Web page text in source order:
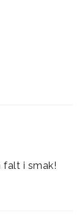
falt i smak!